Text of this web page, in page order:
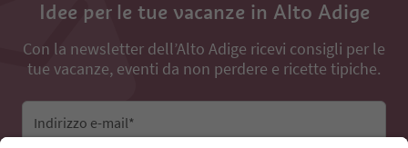
Idee per le tue vacanze in Alto Adige
Con la newsletter dell’Alto Adige ricevi consigli per le
tue vacanze, eventi da non perdere e ricette tipiche.
Indirizzo e-mail*